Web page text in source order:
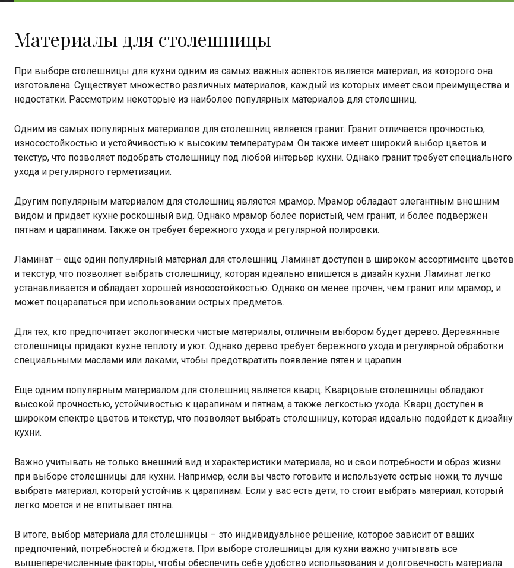
Материалы для столешницы
При выборе столешницы для кухни одним из самых важных аспектов является материал, из которого она
изготовлена. Существует множество различных материалов, каждый из которых имеет свои преимущества и
недостатки. Рассмотрим некоторые из наиболее популярных материалов для столешниц.
Одним из самых популярных материалов для столешниц является гранит. Гранит отличается прочностью,
износостойкостью и устойчивостью к высоким температурам. Он также имеет широкий выбор цветов и
текстур, что позволяет подобрать столешницу под любой интерьер кухни. Однако гранит требует специального
ухода и регулярного герметизации.
Другим популярным материалом для столешниц является мрамор. Мрамор обладает элегантным внешним
видом и придает кухне роскошный вид. Однако мрамор более пористый, чем гранит, и более подвержен
пятнам и царапинам. Также он требует бережного ухода и регулярной полировки.
Ламинат – еще один популярный материал для столешниц. Ламинат доступен в широком ассортименте цветов
и текстур, что позволяет выбрать столешницу, которая идеально впишется в дизайн кухни. Ламинат легко
устанавливается и обладает хорошей износостойкостью. Однако он менее прочен, чем гранит или мрамор, и
может поцарапаться при использовании острых предметов.
Для тех, кто предпочитает экологически чистые материалы, отличным выбором будет дерево. Деревянные
столешницы придают кухне теплоту и уют. Однако дерево требует бережного ухода и регулярной обработки
специальными маслами или лаками, чтобы предотвратить появление пятен и царапин.
Еще одним популярным материалом для столешниц является кварц. Кварцовые столешницы обладают
высокой прочностью, устойчивостью к царапинам и пятнам, а также легкостью ухода. Кварц доступен в
широком спектре цветов и текстур, что позволяет выбрать столешницу, которая идеально подойдет к дизайну
кухни.
Важно учитывать не только внешний вид и характеристики материала, но и свои потребности и образ жизни
при выборе столешницы для кухни. Например, если вы часто готовите и используете острые ножи, то лучше
выбрать материал, который устойчив к царапинам. Если у вас есть дети, то стоит выбрать материал, который
легко моется и не впитывает пятна.
В итоге, выбор материала для столешницы – это индивидуальное решение, которое зависит от ваших
предпочтений, потребностей и бюджета. При выборе столешницы для кухни важно учитывать все
вышеперечисленные факторы, чтобы обеспечить себе удобство использования и долговечность материала.